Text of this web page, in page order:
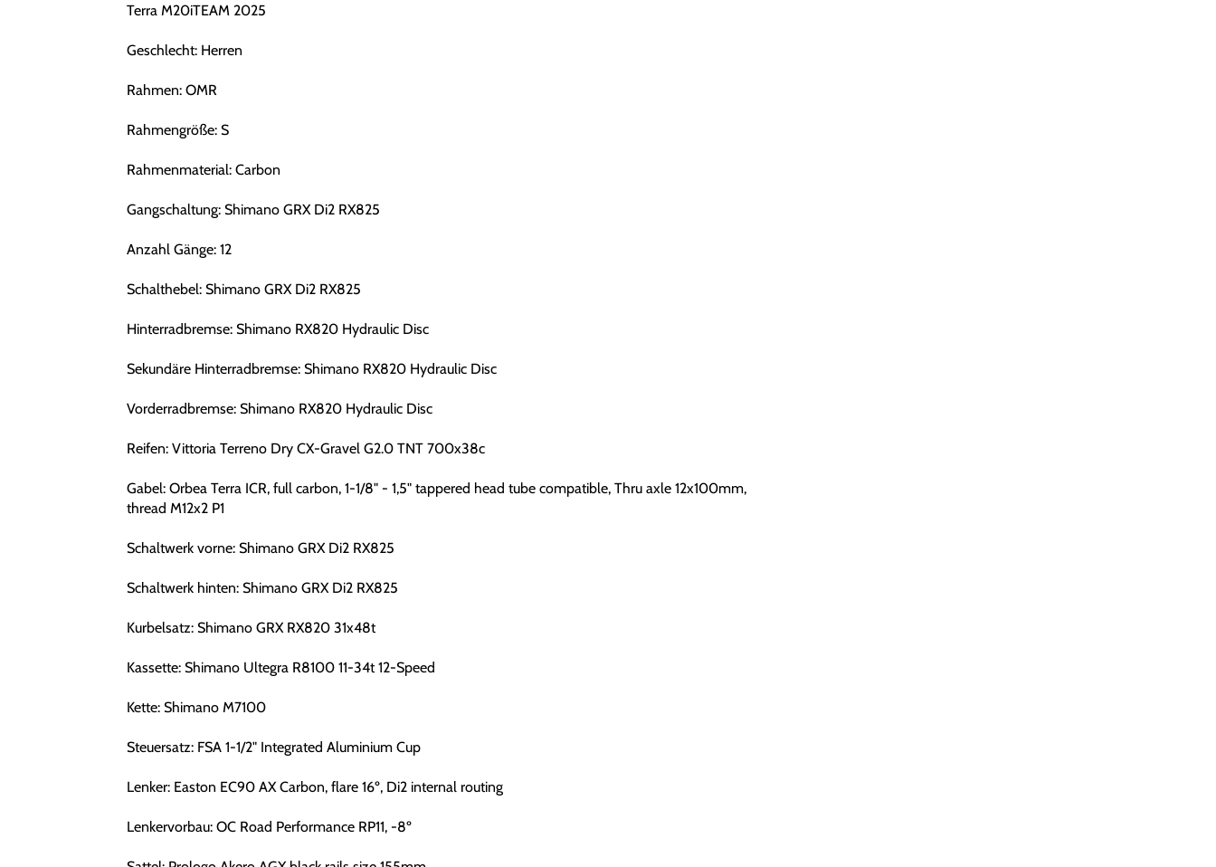
Terra M20iTEAM 2025
Geschlecht: Herren
Rahmen: OMR
Rahmengröße: S
Rahmenmaterial: Carbon
Gangschaltung: Shimano GRX Di2 RX825
Anzahl Gänge: 12
Schalthebel: Shimano GRX Di2 RX825
Hinterradbremse: Shimano RX820 Hydraulic Disc
Sekundäre Hinterradbremse: Shimano RX820 Hydraulic Disc
Vorderradbremse: Shimano RX820 Hydraulic Disc
Reifen: Vittoria Terreno Dry CX-Gravel G2.0 TNT 700x38c
Gabel: Orbea Terra ICR, full carbon, 1-1/8" - 1,5" tappered head tube compatible, Thru axle 12x100mm,
thread M12x2 P1
Schaltwerk vorne: Shimano GRX Di2 RX825
Schaltwerk hinten: Shimano GRX Di2 RX825
Kurbelsatz: Shimano GRX RX820 31x48t
Kassette: Shimano Ultegra R8100 11-34t 12-Speed
Kette: Shimano M7100
Steuersatz: FSA 1-1/2" Integrated Aluminium Cup
Lenker: Easton EC90 AX Carbon, flare 16º, Di2 internal routing
Lenkervorbau: OC Road Performance RP11, -8º